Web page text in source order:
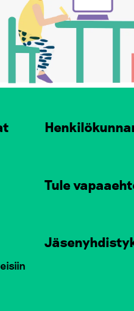
Tule